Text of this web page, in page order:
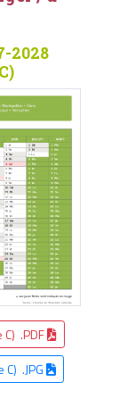
2028
C) .PDF
.JPG